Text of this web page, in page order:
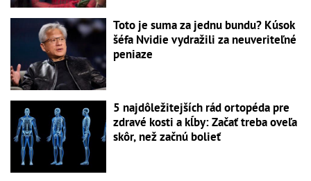
Toto je suma za jednu bundu? Kúsok
šéfa Nvidie vydražili za neuveriteľné
peniaze
5 najdôležitejších rád ortopéda pre
zdravé kosti a kĺby: Začať treba oveľa
skôr, než začnú bolieť